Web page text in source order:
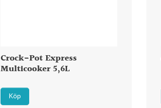
Crock-Pot Express
Multicooker 5,6L
Köp